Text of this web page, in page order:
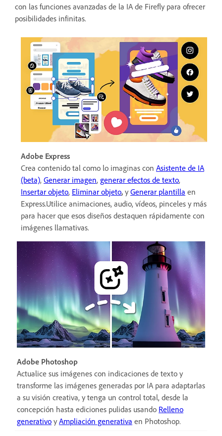
con las funciones avanzadas de la IA de Firefly para ofrecer
posibilidades infinitas.
Adobe Express
Crea contenido tal como lo imaginas con Asistente de IA
(beta), Generar imagen, generar efectos de texto,
Insertar objeto, Eliminar objeto, y Generar plantilla en
Express.Utilice animaciones, audio, vídeos, pinceles y más
para hacer que esos diseños destaquen rápidamente con
imágenes llamativas.
Adobe Photoshop
Actualice sus imágenes con indicaciones de texto y
transforme las imágenes generadas por IA para adaptarlas
a su visión creativa, y tenga un control total, desde la
concepción hasta ediciones pulidas usando Relleno
generativo y Ampliación generativa en Photoshop.